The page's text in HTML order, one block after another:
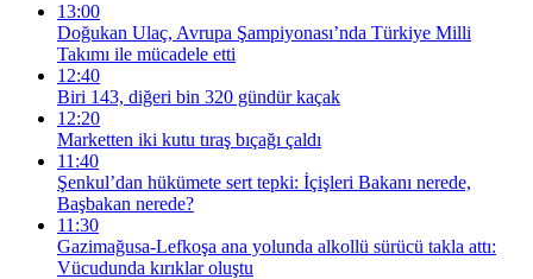
13:00
Doğukan Ulaç, Avrupa Şampiyonası’nda Türkiye Milli
Takımı ile mücadele etti
12:40
Biri 143, diğeri bin 320 gündür kaçak
12:20
Marketten iki kutu tıraş bıçağı çaldı
11:40
Şenkul’dan hükümete sert tepki: İçişleri Bakanı nerede,
Başbakan nerede?
11:30
Gazimağusa-Lefkoşa ana yolunda alkollü sürücü takla attı:
Vücudunda kırıklar oluştu